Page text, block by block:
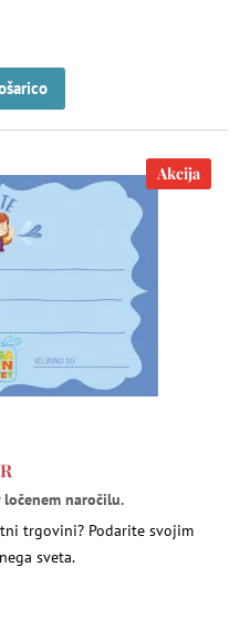
Akcija
naročilu.
trgovini? Podarite svojim
sveta.